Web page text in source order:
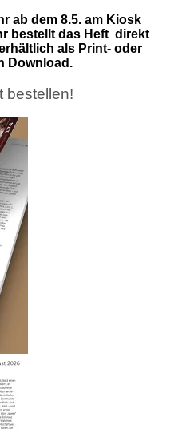
ab dem 8.5. am Kiosk
bestellt das Heft direkt
als Print- oder
Download.
bestellen!